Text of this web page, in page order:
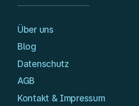
Über uns
Blog
Datenschutz
AGB
Kontakt & Impressum